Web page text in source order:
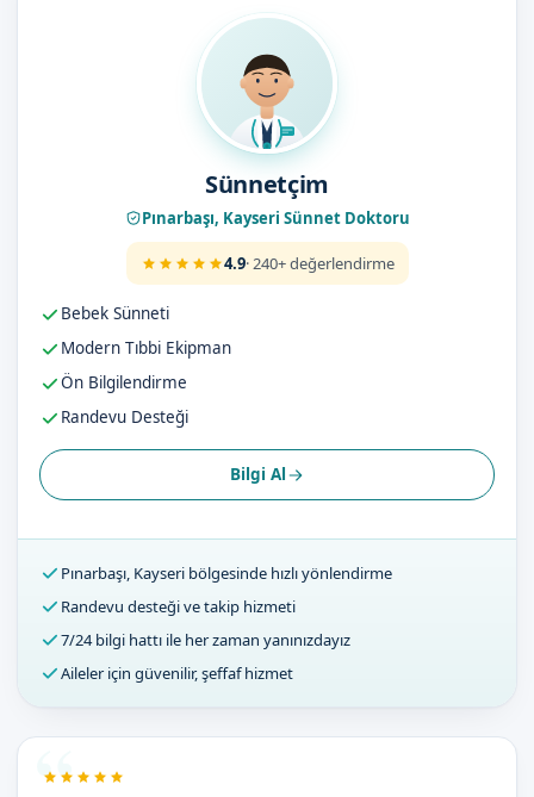
Sünnetçim
Pınarbaşı, Kayseri Sünnet Doktoru
4.9· 240+ değerlendirme
Bebek Sünneti
Modern Tıbbi Ekipman
Ön Bilgilendirme
Randevu Desteği
Bilgi Al
Pınarbaşı, Kayseri bölgesinde hızlı yönlendirme
Randevu desteği ve takip hizmeti
7/24 bilgi hattı ile her zaman yanınızdayız
Aileler için güvenilir, şeffaf hizmet